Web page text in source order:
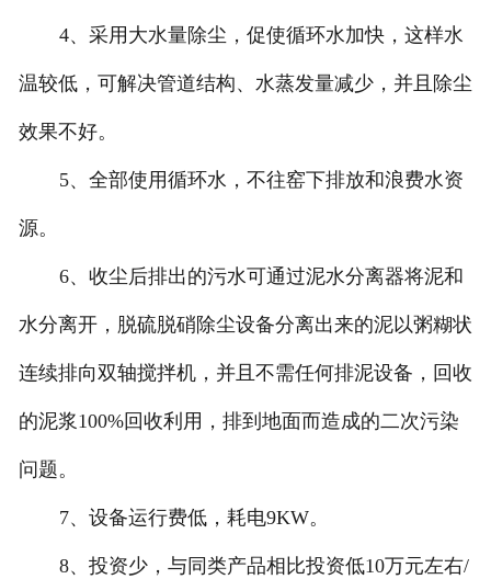
4、采用大水量除尘，促使循环水加快，这样水
温较低，可解决管道结构、水蒸发量减少，并且除尘
效果不好。
5、全部使用循环水，不往窑下排放和浪费水资
源。
6、收尘后排出的污水可通过泥水分离器将泥和
水分离开，脱硫脱硝除尘设备分离出来的泥以粥糊状
连续排向双轴搅拌机，并且不需任何排泥设备，回收
的泥浆100%回收利用，排到地面而造成的二次污染
问题。
7、设备运行费低，耗电9KW。
8、投资少，与同类产品相比投资低10万元左右/